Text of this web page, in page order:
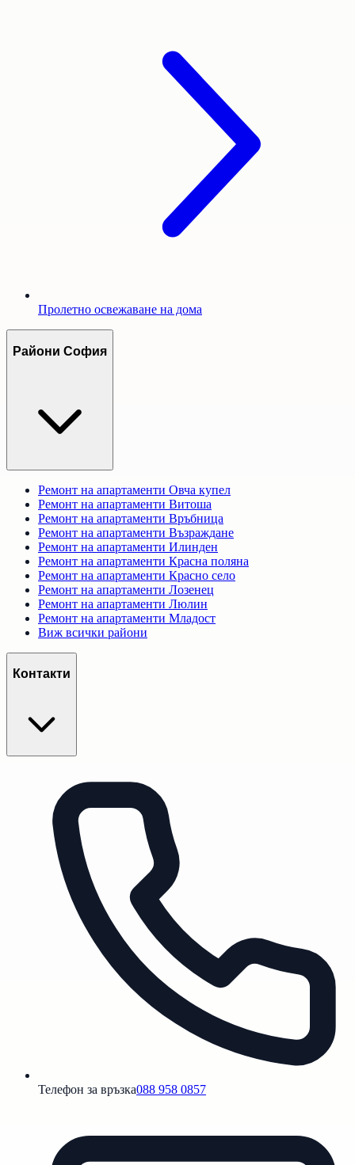
Пролетно освежаване на дома
Райони София
Ремонт на апартаменти Овча купел
Ремонт на апартаменти Витоша
Ремонт на апартаменти Връбница
Ремонт на апартаменти Възраждане
Ремонт на апартаменти Илинден
Ремонт на апартаменти Красна поляна
Ремонт на апартаменти Красно село
Ремонт на апартаменти Лозенец
Ремонт на апартаменти Люлин
Ремонт на апартаменти Младост
Виж всички райони
Контакти
Телефон за връзка088 958 0857